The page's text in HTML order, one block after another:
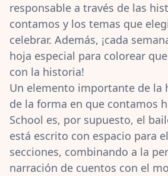
responsable a través de las
contamos y los temas que
celebrar. Además, ¡cada
hoja especial para colorear
con la historia!
Un elemento importante de la
de la forma en que contamos
School es, por supuesto, el
está escrito con espacio para
secciones, combinando a la
narración de cuentos con el